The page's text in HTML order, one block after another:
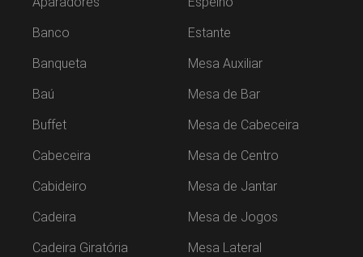
Banco
Banqueta
Baú
Buffet
Cabeceira
Cabideiro
Cadeira
Cadeira Giratória
Estante
Mesa Auxiliar
Mesa de Bar
Mesa de Cabeceira
Mesa de Centro
Mesa de Jantar
Mesa de Jogos
Mesa Lateral